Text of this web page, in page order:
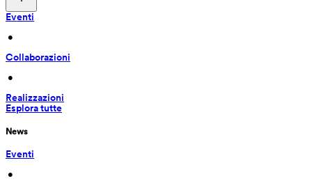
Eventi
•
Collaborazioni
•
Realizzazioni
Esplora tutte
News
Eventi
•